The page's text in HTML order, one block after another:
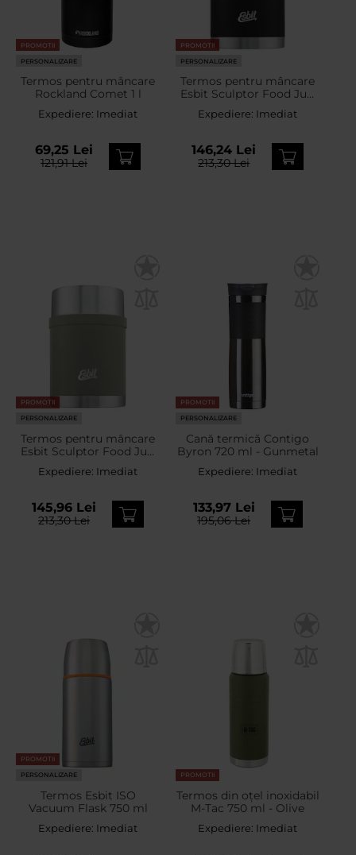
PROMOTII
PERSONALIZARE
Termos pentru mâncare
Rockland Comet 1 l
Expediere: Imediat
69,25 Lei
121,91 Lei
PROMOTII
PERSONALIZARE
Termos pentru mâncare
Esbit Sculptor Food Jug
Black 750 ml
Expediere: Imediat
146,24 Lei
213,30 Lei
PROMOTII
PERSONALIZARE
Termos pentru mâncare
Esbit Sculptor Food Jug
750 ml - Stone Gray
Expediere: Imediat
145,96 Lei
213,30 Lei
PROMOTII
PERSONALIZARE
Cană termică Contigo
Byron 720 ml - Gunmetal
Expediere: Imediat
133,97 Lei
195,06 Lei
PROMOTII
PERSONALIZARE
Termos Esbit ISO
Vacuum Flask 750 ml
Expediere: Imediat
PROMOTII
Termos din oțel inoxidabil
M-Tac 750 ml - Olive
Expediere: Imediat